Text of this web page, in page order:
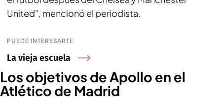
United", mencionó el periodista.
PUEDE INTERESARTE
La vieja escuela
Los objetivos de Apollo en el
Atlético de Madrid